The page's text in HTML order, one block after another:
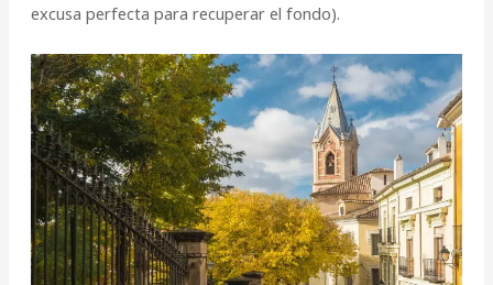
excusa perfecta para recuperar el fondo).